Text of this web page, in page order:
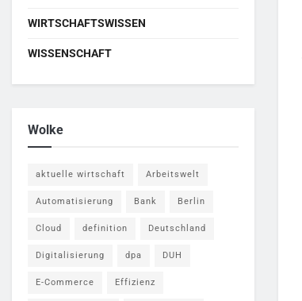
WIRTSCHAFTSWISSEN
WISSENSCHAFT
Wolke
aktuelle wirtschaft Arbeitswelt
Automatisierung Bank Berlin
Cloud definition Deutschland
Digitalisierung dpa DUH
E-Commerce Effizienz